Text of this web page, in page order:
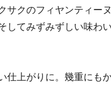
サクのフィヤンティー
してみずみずしい味わ
仕上がりに。幾重にも